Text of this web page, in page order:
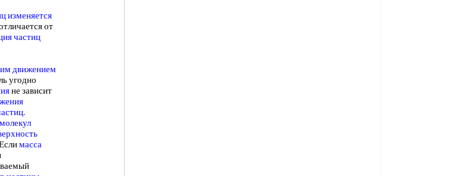
изменяется
от
частиц
движением
угодно
не зависит
.
масса